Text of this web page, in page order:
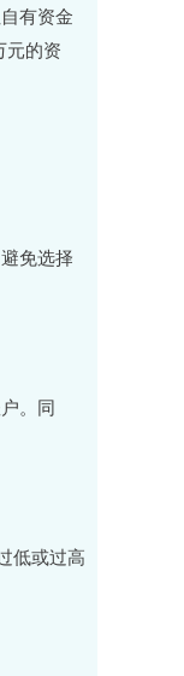
有资金
元的资
免选择
。同
低或过高